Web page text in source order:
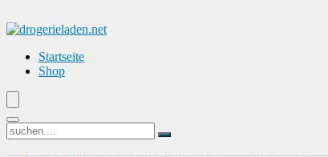
Startseite
Shop